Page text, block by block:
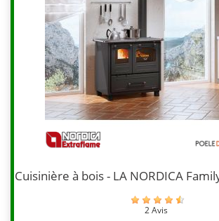
Cuisinière à bois - LA NORDICA
2 Avis